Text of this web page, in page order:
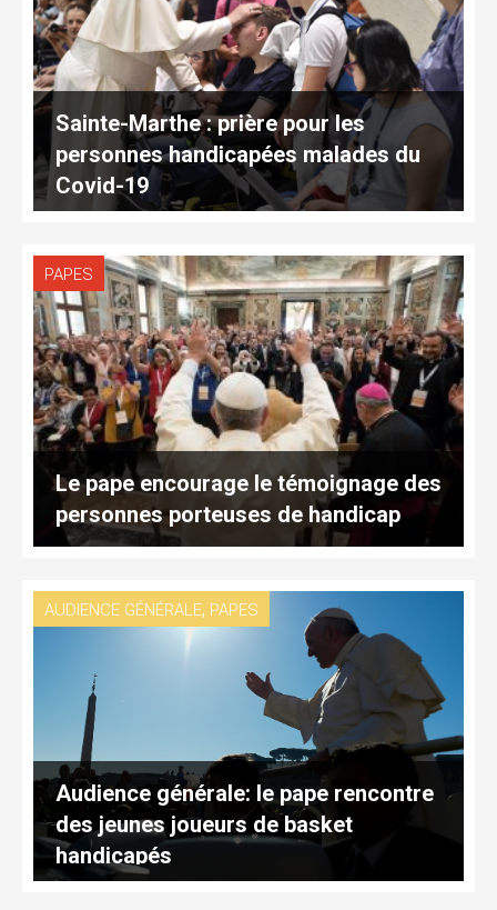
Sainte-Marthe : prière pour les
personnes handicapées malades du
Covid-19
PAPES
Le pape encourage le témoignage des
personnes porteuses de handicap
AUDIENCE GÉNÉRALE, PAPES
Audience générale: le pape rencontre
des jeunes joueurs de basket
handicapés